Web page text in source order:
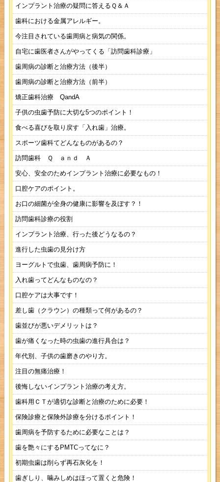
インプラント治療の疑問に答えるＱ＆Ａ
歯科における金属アレルギー。
今注目されている歯周病と病気の関係。
自宅に歯医者さんがやってくる「訪問歯科診療」
歯周病の診断と治療方法（後半）
歯周病の診断と治療方法（前半）
矯正歯科治療 QandA
子供の虫歯予防に大切な5つのポイント！
食べる喜びを取り戻す「入れ歯」治療。
スポーツ歯科てどんなものがあるの？
訪問歯科 Ｑ ａｎｄ Ａ
安心、安全のためインプラント治療に必要なもの！
口腔ケアのポイント。
お口の細菌が全身の健康に影響を及ぼす？！
訪問歯科診療の役割
インプラント治療、行った後どうなるの？
進行した虫歯の見分け方
ヨーグルトで虫歯、歯周病予防に！
入れ歯ってどんなものなの？
口腔ケアは大事です！
差し歯（クラウン）の種類って何があるの？
歯並びが悪いデメリットは？
歯が痛くなった時の虫歯の進行具合は？
年代別、子供の歯磨きのやり方。
注目の無痛治療！
後悔しないインプラント治療の考え方。
歯科用ＣＴが適切な診断と治療のために必要！
保険診療と保険外診療を分けるポイント！
歯周病を予防するために必要なことは？
歯を艶々にするPMTCってなに？
初期虫歯は削らず再石灰化を！
歯ぎしり、噛みしめはほって置くと危険！